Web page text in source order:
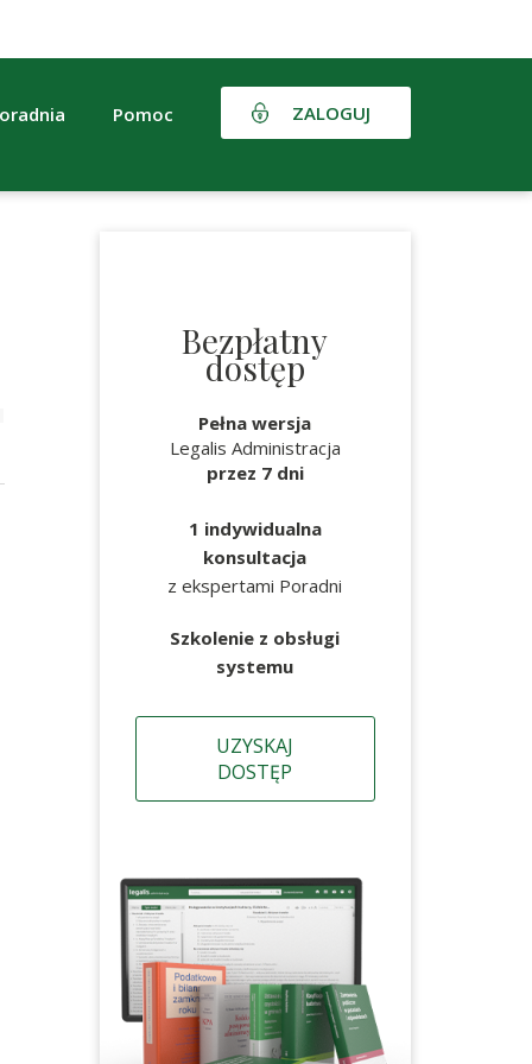
Pomoc ZALOGUJ
Bezpłatny
dostęp
Pełna wersja
Legalis Administracja
przez 7 dni
1 indywidualna
konsultacja
z ekspertami Poradni
Szkolenie z obsługi
systemu
UZYSKAJ
DOSTĘP